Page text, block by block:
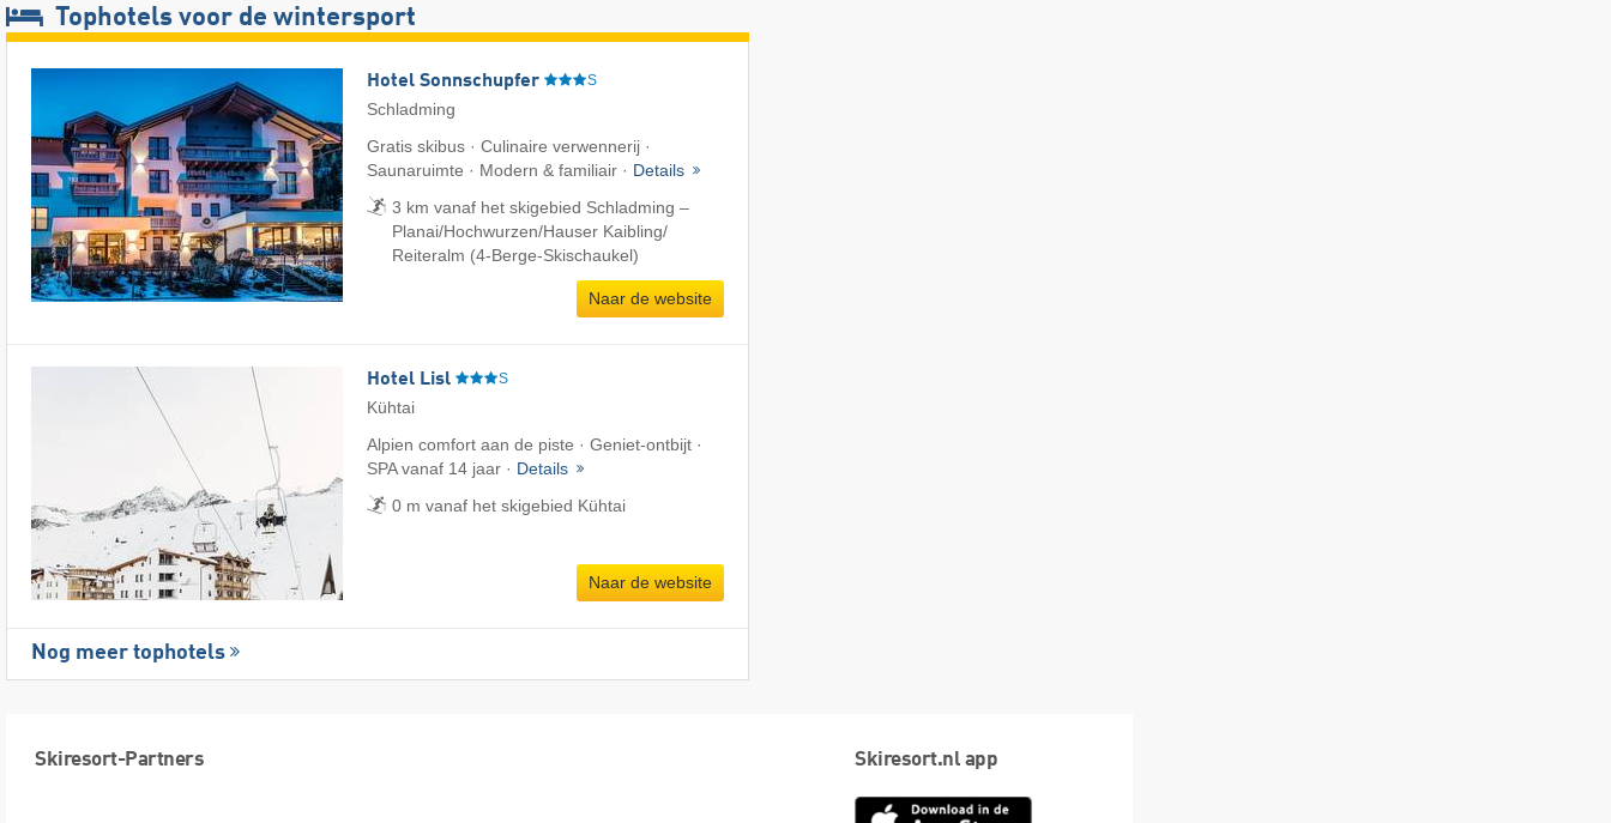
Tophotels voor de wintersport
Hotel Sonnschupfer S
Schladming
Gratis skibus · Culinaire verwennerij ·
Saunaruimte · Modern & familiair · Details
3 km vanaf het skigebied Schladming –
Planai/​Hochwurzen/​Hauser Kaibling/​
Reiteralm (4-Berge-Skischaukel)
Naar de website
Hotel Lisl S
Kühtai
Alpien comfort aan de piste · Geniet-ontbijt ·
SPA vanaf 14 jaar · Details
0 m vanaf het skigebied Kühtai
Naar de website
Nog meer tophotels
Skiresort-Partners Skiresort.nl app
App